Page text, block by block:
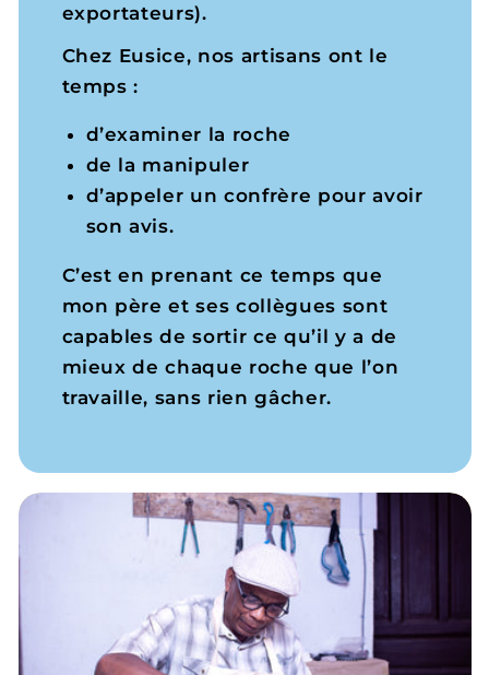
exportateurs).
Chez Eusice, nos artisans ont le
temps :
d’examiner la roche
de la manipuler
d’appeler un confrère pour avoir
son avis.
C’est en prenant ce temps que
mon père et ses collègues sont
capables de sortir ce qu’il y a de
mieux de chaque roche que l’on
travaille, sans rien gâcher.